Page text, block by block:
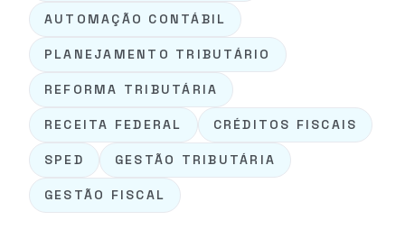
AUTOMAÇÃO CONTÁBIL
PLANEJAMENTO TRIBUTÁRIO
REFORMA TRIBUTÁRIA
RECEITA FEDERAL CRÉDITOS FISCAIS
SPED GESTÃO TRIBUTÁRIA
GESTÃO FISCAL